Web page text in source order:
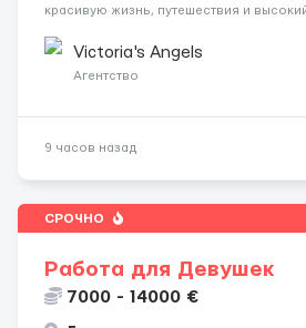
красивую жизнь, путешествия и
Опытная команда с годами практики —
клиентов (без ...
Victoria's Angels
Агентство
9 часов назад
СРОЧНО
Работа для Девушек
7000 - 14000 €